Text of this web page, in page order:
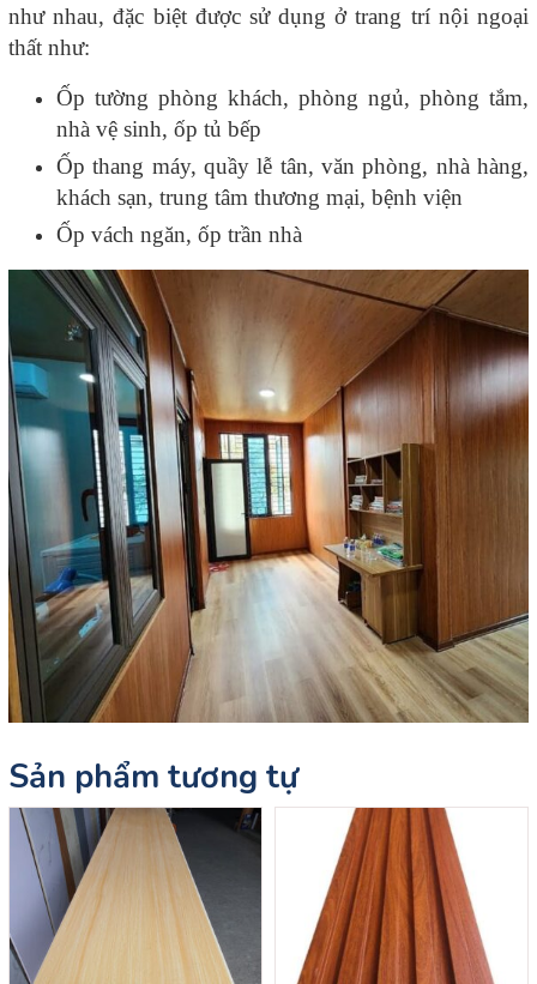
như nhau, đặc biệt được sử dụng ở trang trí nội ngoại
thất như:
Ốp tường phòng khách, phòng ngủ, phòng tắm,
nhà vệ sinh, ốp tủ bếp
Ốp thang máy, quầy lễ tân, văn phòng, nhà hàng,
khách sạn, trung tâm thương mại, bệnh viện
Ốp vách ngăn, ốp trần nhà
Sản phẩm tương tự